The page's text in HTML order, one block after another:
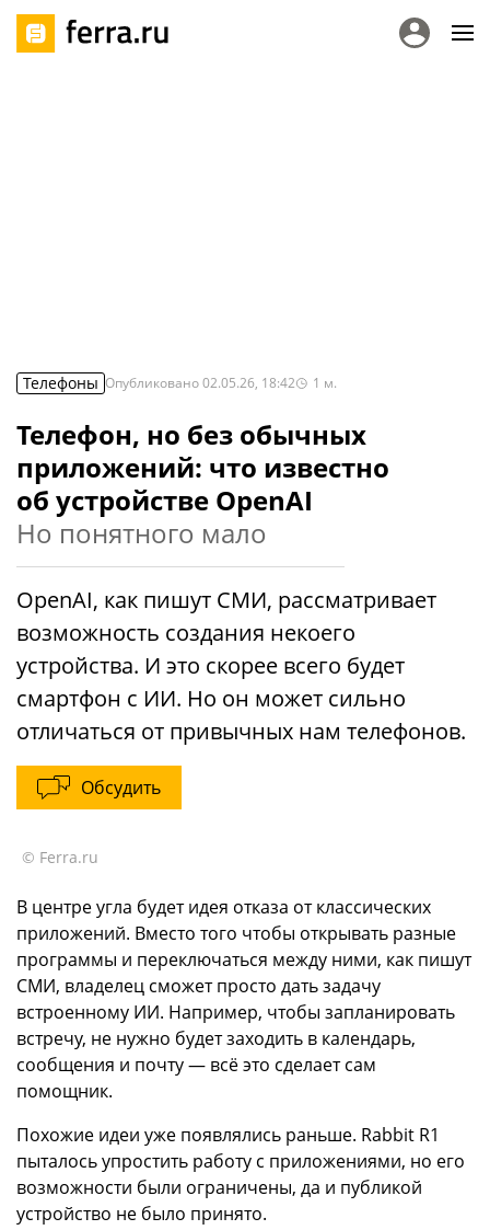
Телефоны Опубликовано02.05.26, 18:42 1 м.
Телефон, но без обычных
приложений: что известно
об устройстве OpenAI
Но понятного мало
OpenAI, как пишут СМИ, рассматривает
возможность создания некоего
устройства. И это скорее всего будет
смартфон с ИИ. Но он может сильно
отличаться от привычных нам телефонов.
Обсудить
© Ferra.ru
В центре угла будет идея отказа от классических
приложений. Вместо того чтобы открывать разные
программы и переключаться между ними, как пишут
СМИ, владелец сможет просто дать задачу
встроенному ИИ. Например, чтобы запланировать
встречу, не нужно будет заходить в календарь,
сообщения и почту — всё это сделает сам
помощник.
Похожие идеи уже появлялись раньше. Rabbit R1
пыталось упростить работу с приложениями, но его
возможности были ограничены, да и публикой
устройство не было принято.